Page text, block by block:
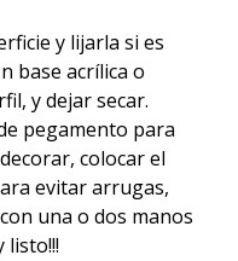
y lijarla si es
base acrílica o
y dejar secar.
pegamento para
colocar el
evitar arrugas,
una o dos manos
listo!!!